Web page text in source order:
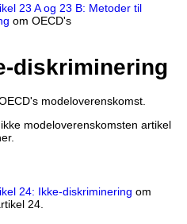
23 A og 23 B: Metoder til
om OECD's
diskriminering
modeloverenskomst.
modeloverenskomsten artikel
24: Ikke-diskriminering om
24.